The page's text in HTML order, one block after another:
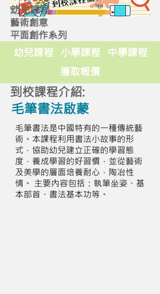
幼兒課程
藝術創意
平面創作系列
幼兒課程 小學課程
中學課程
獲取報價
到校課程介紹:
毛筆書法啟蒙
毛筆書法是中國特有的一種傳統藝
術。本課程利用書法小故事的形
式，協助幼兒建立正確的學習態
度，養成學習的好習慣，並從藝術
及美學的層面培養耐心，陶冶性
情。 主要內容包括：執筆坐姿、基
本部首、書法基本功等。